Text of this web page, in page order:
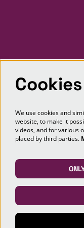
This site is protected by reCAPTCHA, data
Cookies
We use cookies and
website, to make it
videos, and for various
placed by third parties.